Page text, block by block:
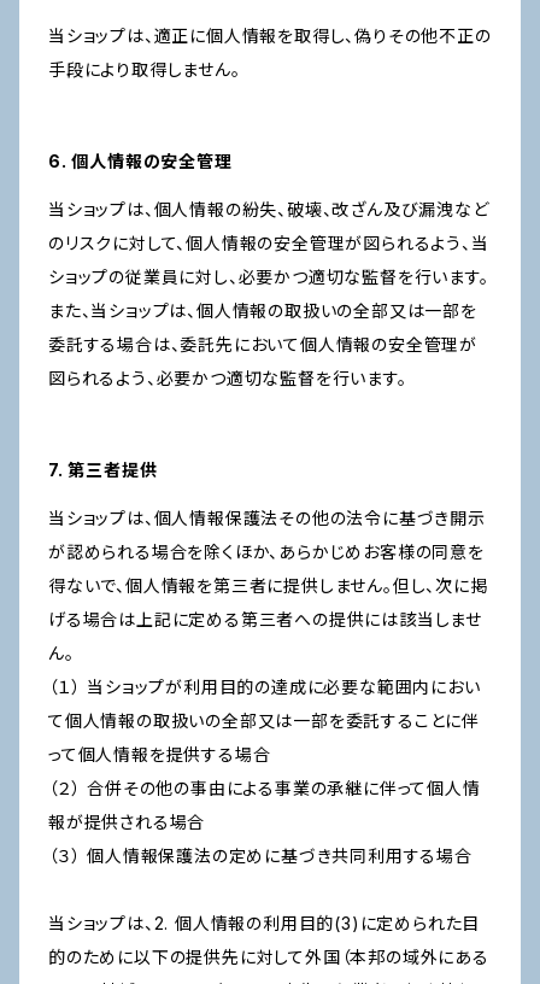
当ショップは、適正に個人情報を取得し、偽りその他不正の
手段により取得しません。
6. 個人情報の安全管理
当ショップは、個人情報の紛失、破壊、改ざん及び漏洩など
のリスクに対して、個人情報の安全管理が図られるよう、当
ショップの従業員に対し、必要かつ適切な監督を行います。
また、当ショップは、個人情報の取扱いの全部又は一部を
委託する場合は、委託先において個人情報の安全管理が
図られるよう、必要かつ適切な監督を行います。
7. 第三者提供
当ショップは、個人情報保護法その他の法令に基づき開示
が認められる場合を除くほか、あらかじめお客様の同意を
得ないで、個人情報を第三者に提供しません。但し、次に掲
げる場合は上記に定める第三者への提供には該当しませ
ん。
（１） 当ショップが利用目的の達成に必要な範囲内におい
て個人情報の取扱いの全部又は一部を委託することに伴
って個人情報を提供する場合
（２） 合併その他の事由による事業の承継に伴って個人情
報が提供される場合
（３） 個人情報保護法の定めに基づき共同利用する場合
当ショップは、2. 個人情報の利用目的(3)に定められた目
的のために以下の提供先に対して外国（本邦の域外にある